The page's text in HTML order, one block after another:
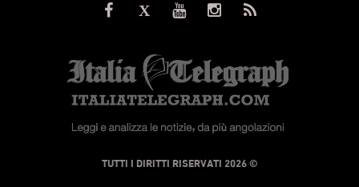
© TUTTI I DIRITTI RISERVATI 2026